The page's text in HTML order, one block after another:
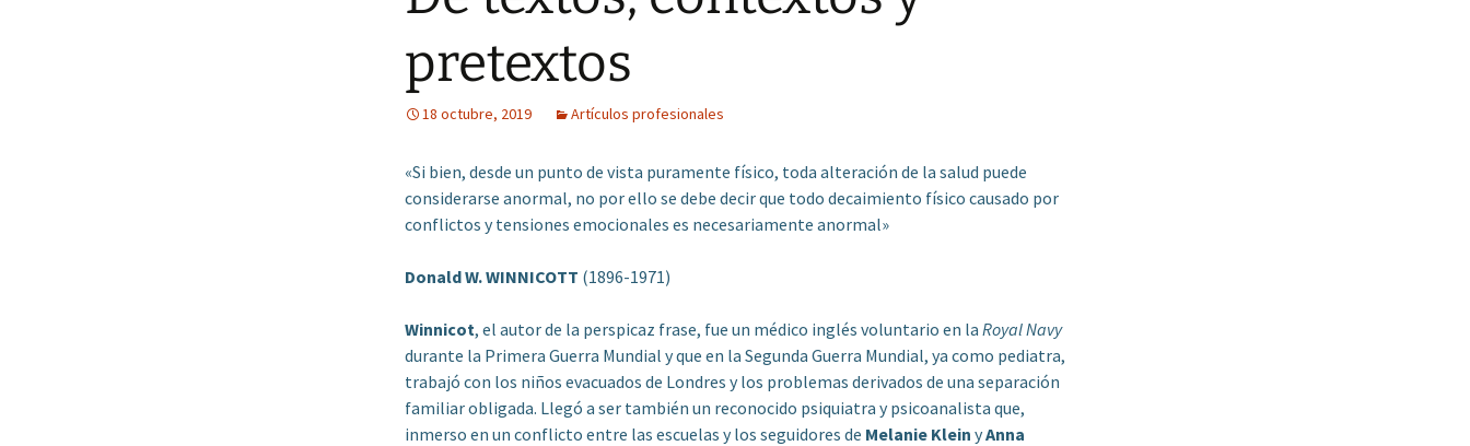
pretextos
18 octubre, 2019 Artículos profesionales
«Si bien, desde un punto de vista puramente físico, toda alteración de la salud puede
considerarse anormal, no por ello se debe decir que todo decaimiento físico causado por
conflictos y tensiones emocionales es necesariamente anormal»
Donald W. WINNICOTT (1896-1971)
Winnicot, el autor de la perspicaz frase, fue un médico inglés voluntario en la Royal Navy
durante la Primera Guerra Mundial y que en la Segunda Guerra Mundial, ya como pediatra,
trabajó con los niños evacuados de Londres y los problemas derivados de una separación
familiar obligada. Llegó a ser también un reconocido psiquiatra y psicoanalista que,
inmerso en un conflicto entre las escuelas y los seguidores de Melanie Klein yAnna